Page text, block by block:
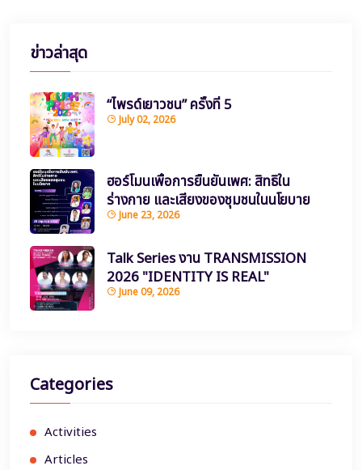
ข่าวล่าสุด
“ไพรด์เยาวชน” ครั้งที่ 5
July 02, 2026
ฮอร์โมนเพื่อการยืนยันเพศ: สิทธิใน
ร่างกาย และเสียงของชุมชนในนโยบาย
June 23, 2026
Talk Series งาน TRANSMISSION
2026 "IDENTITY IS REAL"
June 09, 2026
Categories
Activities
Articles